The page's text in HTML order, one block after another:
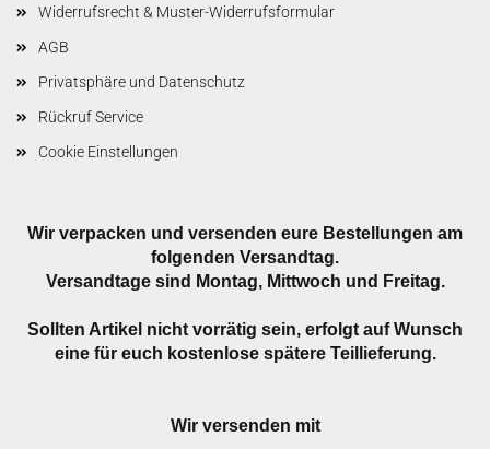
Widerrufsrecht & Muster-Widerrufsformular
AGB
Privatsphäre und Datenschutz
Rückruf Service
Cookie Einstellungen
Wir verpacken und versenden eure Bestellungen am
folgenden Versandtag.
Versandtage sind Montag, Mittwoch und Freitag.
Sollten Artikel nicht vorrätig sein, erfolgt auf Wunsch
eine für euch kostenlose spätere Teillieferung.
Wir versenden mit